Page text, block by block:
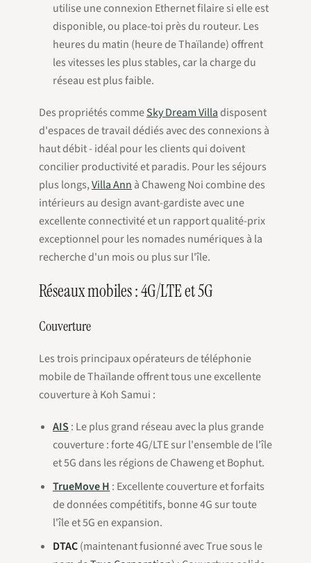
utilise une connexion Ethernet filaire si elle est
disponible, ou place-toi près du routeur. Les
heures du matin (heure de Thaïlande) offrent
les vitesses les plus stables, car la charge du
réseau est plus faible.
Des propriétés commeSky Dream Villadisposent
d'espaces de travail dédiés avec des connexions à
haut débit - idéal pour les clients qui doivent
concilier productivité et paradis. Pour les séjours
plus longs,Villa Ann à Chaweng Noi combine des
intérieurs au design avant-gardiste avec une
excellente connectivité et un rapport qualité-prix
exceptionnel pour les nomades numériques à la
recherche d'un mois ou plus sur l'île.
Réseaux mobiles : 4G/LTE et 5G
Couverture
Les trois principaux opérateurs de téléphonie
mobile de Thaïlande offrent tous une excellente
couverture à Koh Samui :
AIS : Le plus grand réseau avec la plus grande
couverture : forte 4G/LTE sur l'ensemble de l'île
et 5G dans les régions de Chaweng et Bophut.
TrueMove H : Excellente couverture et forfaits
de données compétitifs, bonne 4G sur toute
l'île et 5G en expansion.
DTAC(maintenant fusionné avec True sous le